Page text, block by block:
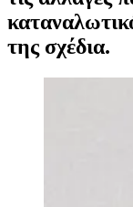
της σχέδια.